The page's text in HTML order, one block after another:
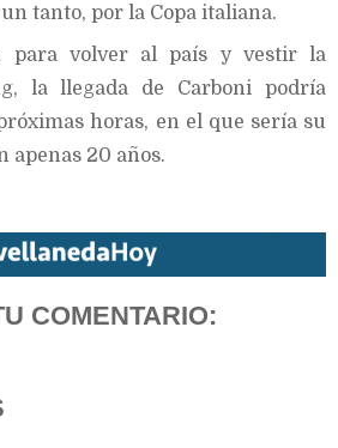
tanto, por la Copa italiana.
para volver al país y vestir la
la llegada de Carboni podría
horas, en el que sería su
apenas 20 años.
COMENTARIO: